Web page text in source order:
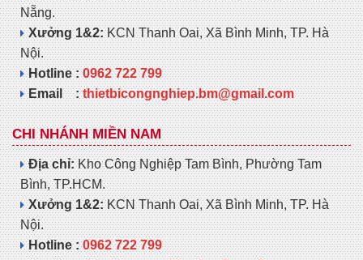
Nẵng.
Xưởng 1&2:KCN Thanh Oai, Xã Bình Minh, TP. Hà
Nội.
Hotline :0962 722 799
Email :thietbicongnghiep.bm@gmail.com
CHI NHÁNH MIỀN NAM
Địa chỉ:Kho Công Nghiệp Tam Bình, Phường Tam
Bình, TP.HCM.
Xưởng 1&2:KCN Thanh Oai, Xã Bình Minh, TP. Hà
Nội.
Hotline :0962 722 799